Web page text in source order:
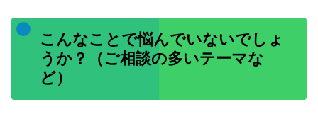
こんなことで悩んでいないでしょ
うか？（ご相談の多いテーマな
ど）